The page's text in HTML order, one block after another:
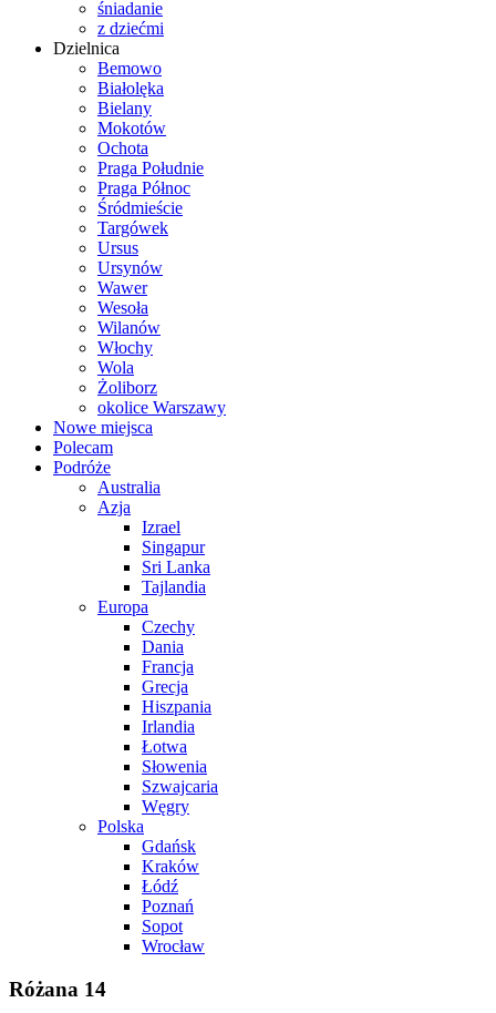
śniadanie
z dziećmi
Dzielnica
Bemowo
Białolęka
Bielany
Mokotów
Ochota
Praga Południe
Praga Północ
Śródmieście
Targówek
Ursus
Ursynów
Wawer
Wesoła
Wilanów
Włochy
Wola
Żoliborz
okolice Warszawy
Nowe miejsca
Polecam
Podróże
Australia
Azja
Izrael
Singapur
Sri Lanka
Tajlandia
Europa
Czechy
Dania
Francja
Grecja
Hiszpania
Irlandia
Łotwa
Słowenia
Szwajcaria
Węgry
Polska
Gdańsk
Kraków
Łódź
Poznań
Sopot
Wrocław
Różana 14